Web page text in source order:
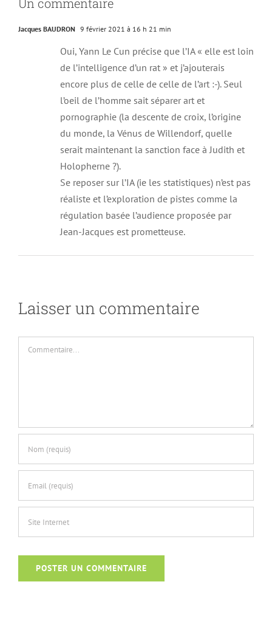
Jacques BAUDRON 9 février 2021 à 16 h 21 min
Oui, Yann Le Cun précise que l’IA « elle est loin
de l’intelligence d’un rat » et j’ajouterais
encore plus de celle de celle de l’art :-). Seul
l’oeil de l’homme sait séparer art et
pornographie (la descente de croix, l’origine
du monde, la Vénus de Willendorf, quelle
serait maintenant la sanction face à Judith et
Holopherne ?).
Se reposer sur l’IA (ie les statistiques) n’est pas
réaliste et l’exploration de pistes comme la
régulation basée l’audience proposée par
Jean-Jacques est prometteuse.
Laisser un commentaire
Commentaire